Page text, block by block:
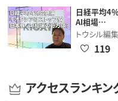
日経平均4
AI相場…
トウシル編
119
アクセスランキン